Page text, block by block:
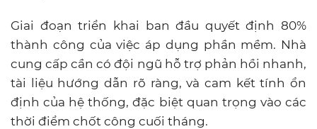
Giai đoạn triển khai ban đầu quyết định 80%
thành công của việc áp dụng phần mềm. Nhà
cung cấp cần có đội ngũ hỗ trợ phản hồi nhanh,
tài liệu hướng dẫn rõ ràng, và cam kết tính ổn
định của hệ thống, đặc biệt quan trọng vào các
thời điểm chốt công cuối tháng.